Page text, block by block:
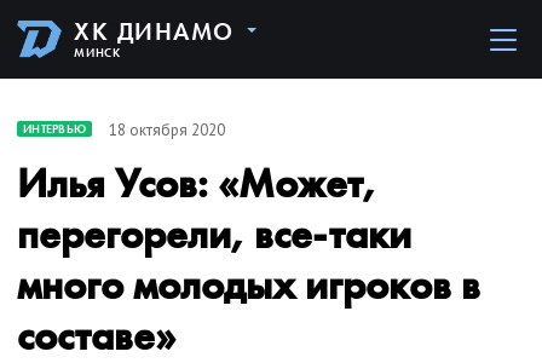
ХК ДИНАМО
МИНСК
ИНТЕРВЬЮ 18 октября 2020
Илья Усов: «Может,
перегорели, все-таки
много молодых игроков в
составе»